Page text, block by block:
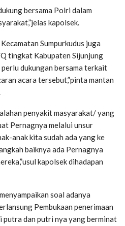
bersama Polri dalam
kapolsek.
Sumpurkudus juga
tingkat Kabupaten Sijunjung
dukungan bersama terkait
acara tersebut,”pinta mantan
penyakit masyarakat/ yang
Pernagnya melalui unsur
anak kita sudah ada yang ke
baiknya ada Pernagnya
kapolsek dihadapan
soal adanya
Pembukaan penerimaan
dan putri nya yang berminat